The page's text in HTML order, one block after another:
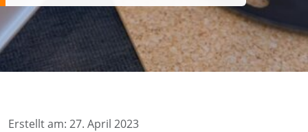
Erstellt am: 27. April 2023